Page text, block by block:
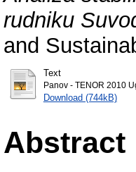
rudniku
and
Text
Panov - TENOR 2010
Download (744kB)
Abstract